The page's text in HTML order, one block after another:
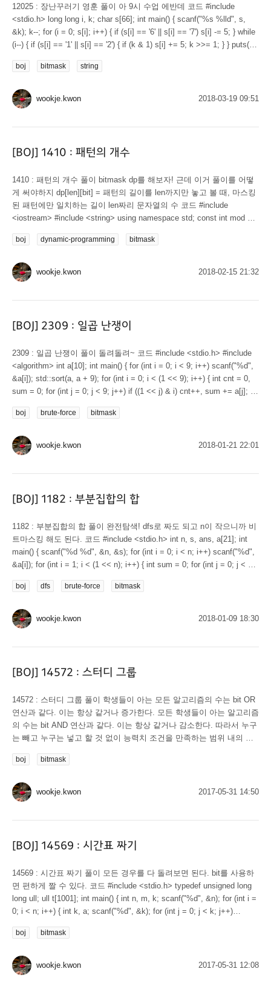
12025 : 장난꾸러기 영훈 풀이 아 9시 수업 에반데 코드 #include
<stdio.h> long long i, k; char s[66]; int main() { scanf("%s %lld", s,
&k); k--; for (i = 0; s[i]; i++) { if (s[i] == '6' || s[i] == '7') s[i] -= 5; } while
(i--) { if (s[i] == '1' || s[i] == '2') { if (k & 1) s[i] += 5; k >>= 1; } } puts(k
boj bitmask string
wookje.kwon 2018-03-19 09:51
[BOJ] 1410 : 패턴의 개수
1410 : 패턴의 개수 풀이 bitmask dp를 해보자! 근데 이거 풀이를 어떻
게 써야하지 dp[len][bit] = 패턴의 길이를 len까지만 놓고 볼 때, 마스킹
된 패턴에만 일치하는 길이 len짜리 문자열의 수 코드 #include
<iostream> #include <string> using namespace std; const int mod =
cin.tie(0); ios_base::sync_with_stdio(0); cin >> n >> k; for (int i = 0; i
boj dynamic-programming bitmask
wookje.kwon 2018-02-15 21:32
[BOJ] 2309 : 일곱 난쟁이
2309 : 일곱 난쟁이 풀이 돌려돌려~ 코드 #include <stdio.h> #include
<algorithm> int a[10]; int main() { for (int i = 0; i < 9; i++) scanf("%d",
&a[i]); std::sort(a, a + 9); for (int i = 0; i < (1 << 9); i++) { int cnt = 0,
sum = 0; for (int j = 0; j < 9; j++) if ((1 << j) & i) cnt++, sum += a[j]; if
boj brute-force bitmask
wookje.kwon 2018-01-21 22:01
[BOJ] 1182 : 부분집합의 합
1182 : 부분집합의 합 풀이 완전탐색! dfs로 짜도 되고 n이 작으니까 비
트마스킹 해도 된다. 코드 #include <stdio.h> int n, s, ans, a[21]; int
main() { scanf("%d %d", &n, &s); for (int i = 0; i < n; i++) scanf("%d",
&a[i]); for (int i = 1; i < (1 << n); i++) { int sum = 0; for (int j = 0; j < n;
boj dfs brute-force bitmask
wookje.kwon 2018-01-09 18:30
[BOJ] 14572 : 스터디 그룹
14572 : 스터디 그룹 풀이 학생들이 아는 모든 알고리즘의 수는 bit OR
연산과 같다. 이는 항상 같거나 증가한다. 모든 학생들이 아는 알고리즘
의 수는 bit AND 연산과 같다. 이는 항상 같거나 감소한다. 따라서 누구
는 빼고 누구는 넣고 할 것 없이 능력치 조건을 만족하는 범위 내의 모
투 포인터를 사용하면 쉽게 답을 찾을 수 있다. 코드 #include <stdio.h>
boj bitmask
wookje.kwon 2017-05-31 14:50
[BOJ] 14569 : 시간표 짜기
14569 : 시간표 짜기 풀이 모든 경우를 다 돌려보면 된다. bit를 사용하
면 편하게 짤 수 있다. 코드 #include <stdio.h> typedef unsigned long
long ull; ull t[1001]; int main() { int n, m, k; scanf("%d", &n); for (int i =
0; i < n; i++) { int k, a; scanf("%d", &k); for (int j = 0; j < k; j++)
i...boj bitmask
wookje.kwon 2017-05-31 12:08